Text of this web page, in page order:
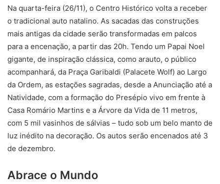
Na quarta-feira (26/11), o Centro Histórico volta a receber
o tradicional auto natalino. As sacadas das construções
mais antigas da cidade serão transformadas em palcos
para a encenação, a partir das 20h. Tendo um Papai Noel
gigante, de inspiração clássica, como arauto, o público
acompanhará, da Praça Garibaldi (Palacete Wolf) ao Largo
da Ordem, as estações sagradas, desde a Anunciação até a
Natividade, com a formação do Presépio vivo em frente à
Casa Romário Martins e a Árvore da Vida de 11 metros,
com 5 mil vasinhos de sálvias – tudo sob um belo manto de
luz inédito na decoração. Os autos serão encenados até 3
de dezembro.
Abrace o Mundo